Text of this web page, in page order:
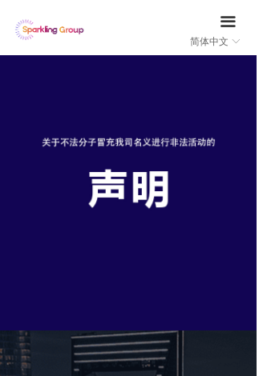
끀
首页
关于奇光
낔 奇光泛海
ꀅ
简体中文